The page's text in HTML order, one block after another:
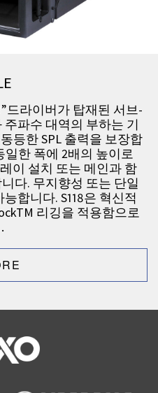
드라이버가 탑재된 서브-
파수 대역의 부하는 기
등한 SPL 출력을 보장합
일한 폭에 2배의 높이로
이 설치 또는 메인과 함
다. 무지향성 또는 단일
합니다. S118은 혁신적
리깅을 적용함으로